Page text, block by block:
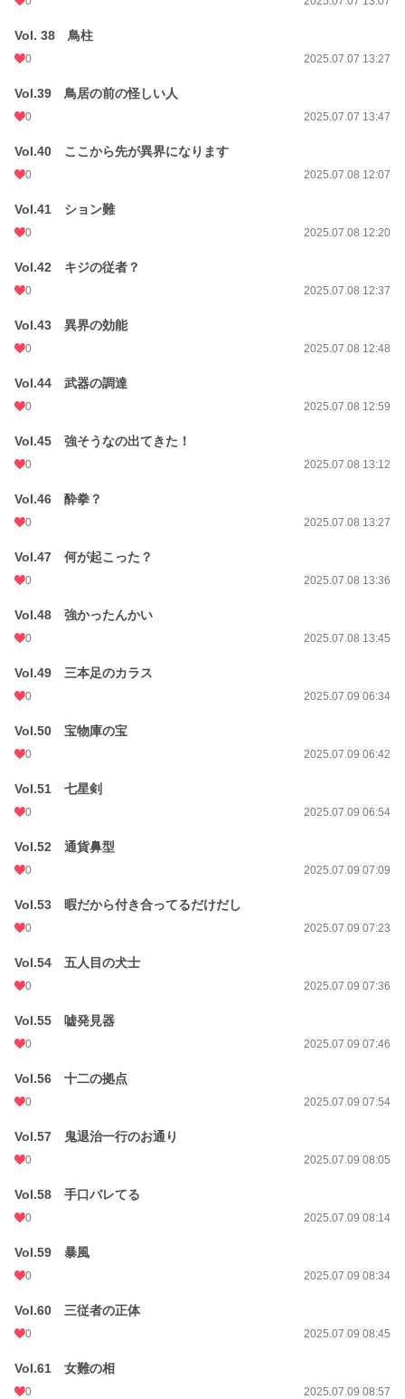
Vol. 38 鳥柱
0 2025.07.07 13:27
Vol.39 鳥居の前の怪しい人
0 2025.07.07 13:47
Vol.40 ここから先が異界になります
0 2025.07.08 12:07
Vol.41 ション難
0 2025.07.08 12:20
Vol.42 キジの従者？
0 2025.07.08 12:37
Vol.43 異界の効能
0 2025.07.08 12:48
Vol.44 武器の調達
0 2025.07.08 12:59
Vol.45 強そうなの出てきた！
0 2025.07.08 13:12
Vol.46 酔拳？
0 2025.07.08 13:27
Vol.47 何が起こった？
0 2025.07.08 13:36
Vol.48 強かったんかい
0 2025.07.08 13:45
Vol.49 三本足のカラス
0 2025.07.09 06:34
Vol.50 宝物庫の宝
0 2025.07.09 06:42
Vol.51 七星剣
0 2025.07.09 06:54
Vol.52 通貨鼻型
0 2025.07.09 07:09
Vol.53 暇だから付き合ってるだけだし
0 2025.07.09 07:23
Vol.54 五人目の犬士
0 2025.07.09 07:36
Vol.55 嘘発見器
0 2025.07.09 07:46
Vol.56 十二の拠点
0 2025.07.09 07:54
Vol.57 鬼退治一行のお通り
0 2025.07.09 08:05
Vol.58 手口バレてる
0 2025.07.09 08:14
Vol.59 暴風
0 2025.07.09 08:34
Vol.60 三従者の正体
0 2025.07.09 08:45
Vol.61 女難の相
0 2025.07.09 08:57